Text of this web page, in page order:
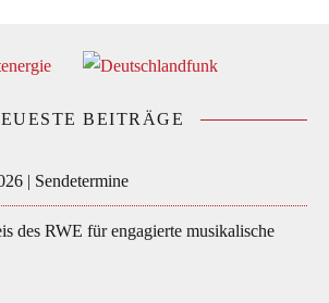
BEITRÄGE
| Sendetermine
des RWE für engagierte musikalische